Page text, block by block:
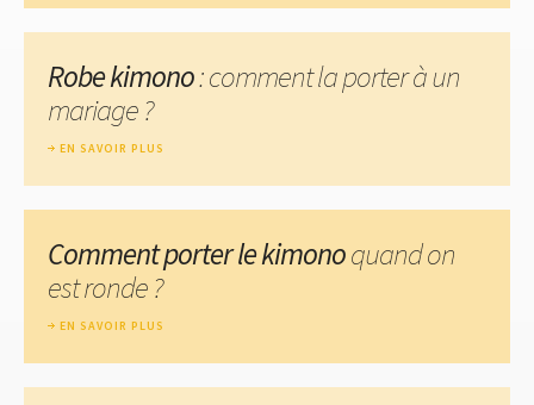
Robe kimono: comment la porter à un
mariage ?
EN SAVOIR PLUS
Comment porter le kimonoquand on
est ronde ?
EN SAVOIR PLUS